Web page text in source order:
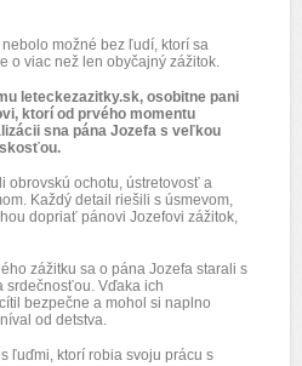
možné bez ľudí, ktorí sa
o viac než len obyčajný zážitok.
leteckezazitky.sk, osobitne pani
ktorí od prvého momentu
sna pána Jozefa s veľkou
obrovskú ochotu, ústretovosť a
Každý detail riešili s úsmevom,
dopriať pánovi Jozefovi zážitok,
zážitku sa o pána Jozefa starali s
srdečnosťou. Vďaka ich
bezpečne a mohol si naplno
od detstva.
ľuďmi, ktorí robia svoju prácu s